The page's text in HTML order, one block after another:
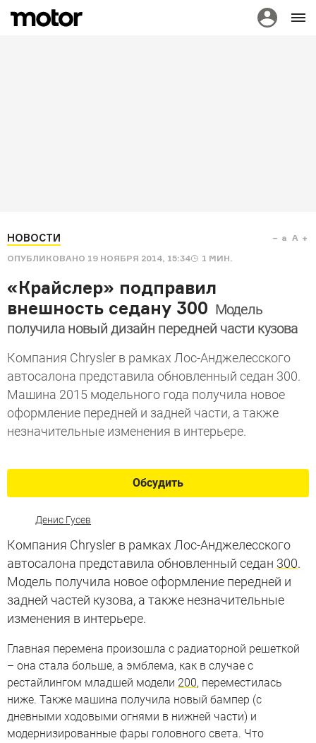
НОВОСТИ
ОПУБЛИКОВАНО 19 НОЯБРЯ 2014, 15:34 1 МИН.
a A
«Крайслер» подправил
внешность седану 300 Модель
получила новый дизайн передней части кузова
Компания Chrysler в рамках Лос-Анджелесского
автосалона представила обновленный седан 300.
Машина 2015 модельного года получила новое
оформление передней и задней части, а также
незначительные изменения в интерьере.
Обсудить
Денис Гусев
Компания Chrysler в рамках Лос-Анджелесского
автосалона представила обновленный седан 300.
Модель получила новое оформление передней и
задней частей кузова, а также незначительные
изменения в интерьере.
Главная перемена произошла с радиаторной решеткой
– она стала больше, а эмблема, как в случае с
рестайлингом младшей модели 200, переместилась
ниже. Также машина получила новый бампер (с
дневными ходовыми огнями в нижней части) и
модернизированные фары головного света. Что